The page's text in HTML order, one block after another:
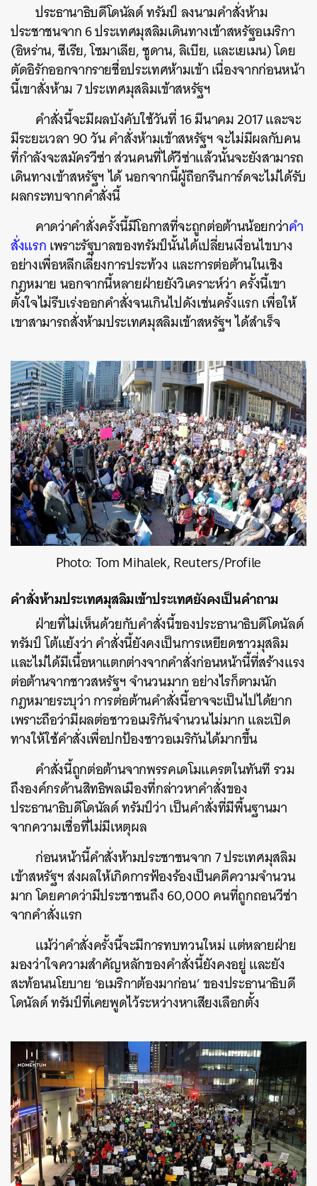
ประธานาธิบดีโดนัลด์ ทรัมป์ ลงนามคำสั่งห้าม
ประชาชนจาก 6 ประเทศมุสลิมเดินทางเข้าสหรัฐอเมริกา
(อิหร่าน, ซีเรีย, โซมาเลีย, ซูดาน, ลิเบีย, และเยเมน) โดย
ตัดอิรักออกจากรายชื่อประเทศห้ามเข้า เนื่องจากก่อนหน้า
นี้เขาสั่งห้าม 7 ประเทศมุสลิมเข้าสหรัฐฯ
คำสั่งนี้จะมีผลบังคับใช้วันที่ 16 มีนาคม 2017 และจะ
มีระยะเวลา 90 วัน คำสั่งห้ามเข้าสหรัฐฯ จะไม่มีผลกับคน
ที่กำลังจะสมัครวีซ่า ส่วนคนที่ได้วีซ่าแล้วนั้นจะยังสามารถ
เดินทางเข้าสหรัฐฯ ได้ นอกจากนี้ผู้ถือกรีนการ์ดจะไม่ได้รับ
ผลกระทบจากคำสั่งนี้
คาดว่าคำสั่งครั้งนี้มีโอกาสที่จะถูกต่อต้านน้อยกว่าคำ
สั่งแรกเพราะรัฐบาลของทรัมป์นั้นได้เปลี่ยนเงื่อนไขบาง
อย่างเพื่อหลีกเลี่ยงการประท้วง และการต่อต้านในเชิง
กฎหมาย นอกจากนี้หลายฝ่ายยังวิเคราะห์ว่า ครั้งนี้เขา
ตั้งใจไม่รีบเร่งออกคำสั่งจนเกินไปดังเช่นครั้งแรก เพื่อให้
เขาสามารถสั่งห้ามประเทศมุสลิมเข้าสหรัฐฯ ได้สำเร็จ
Photo: Tom Mihalek, Reuters/Profile
คำสั่งห้ามประเทศมุสลิมเข้าประเทศยังคงเป็นคำถาม
ฝ่ายที่ไม่เห็นด้วยกับคำสั่งนี้ของประธานาธิบดีโดนัลด์
ทรัมป์ โต้แย้งว่า คำสั่งนี้ยังคงเป็นการเหยียดชาวมุสลิม
และไม่ได้มีเนื้อหาแตกต่างจากคำสั่งก่อนหน้านี้ที่สร้างแรง
ต่อต้านจากชาวสหรัฐฯ จำนวนมาก อย่างไรก็ตามนัก
กฎหมายระบุว่า การต่อต้านคำสั่งนี้อาจจะเป็นไปได้ยาก
เพราะถือว่ามีผลต่อชาวอเมริกันจำนวนไม่มาก และเปิด
ทางให้ใช้คำสั่งเพื่อปกป้องชาวอเมริกันได้มากขึ้น
คำสั่งนี้ถูกต่อต้านจากพรรคเดโมแครตในทันที รวม
ถึงองค์กรด้านสิทธิพลเมืองที่กล่าวหาคำสั่งของ
ประธานาธิบดีโดนัลด์ ทรัมป์ว่า เป็นคำสั่งที่มีพื้นฐานมา
จากความเชื่อที่ไม่มีเหตุผล
ก่อนหน้านี้คำสั่งห้ามประชาชนจาก 7 ประเทศมุสลิม
เข้าสหรัฐฯ ส่งผลให้เกิดการฟ้องร้องเป็นคดีความจำนวน
มาก โดยคาดว่ามีประชาชนถึง 60,000 คนที่ถูกถอนวีซ่า
จากคำสั่งแรก
แม้ว่าคำสั่งครั้งนี้จะมีการทบทวนใหม่ แต่หลายฝ่าย
มองว่าใจความสำคัญหลักของคำสั่งนี้ยังคงอยู่ และยัง
สะท้อนนโยบาย ‘อเมริกาต้องมาก่อน’ ของประธานาธิบดี
โดนัลด์ ทรัมป์ที่เคยพูดไว้ระหว่างหาเสียงเลือกตั้ง